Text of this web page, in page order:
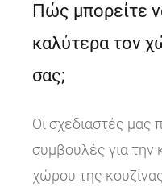
Πώς μπορείτε
καλύτερα τον
σας;
Οι σχεδιαστές μας
συμβουλές για την
χώρου της